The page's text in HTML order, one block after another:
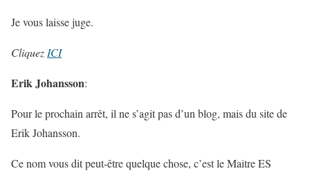
Je vous laisse juge.
Cliquez ICI
Erik Johansson:
Pour le prochain arrêt, il ne s’agit pas d’un blog, mais du site de
Erik Johansson.
Ce nom vous dit peut-être quelque chose, c’est le Maitre ES